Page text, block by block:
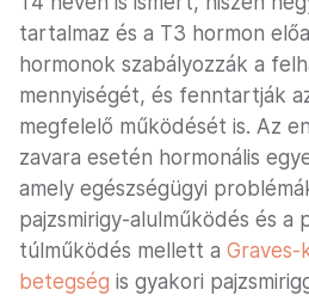
tartalmaz és a T3 hormon
hormonok szabályozzák a
mennyiségét, és fenntartják
megfelelő működését is. Az
zavara esetén hormonális
amely egészségügyi
pajzsmirigy-alulműködés és a
túlműködés mellett a Graves-
betegség is gyakori